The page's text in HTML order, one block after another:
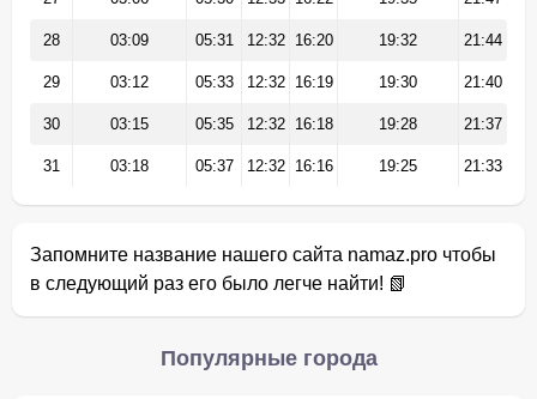
28 03:09 05:31 12:32 16:20 19:32 21:44
29 03:12 05:33 12:32 16:19 19:30 21:40
30 03:15 05:35 12:32 16:18 19:28 21:37
31 03:18 05:37 12:32 16:16 19:25 21:33
Запомните название нашего сайта namaz.pro чтобы
в следующий раз его было легче найти! 📗
Популярные города